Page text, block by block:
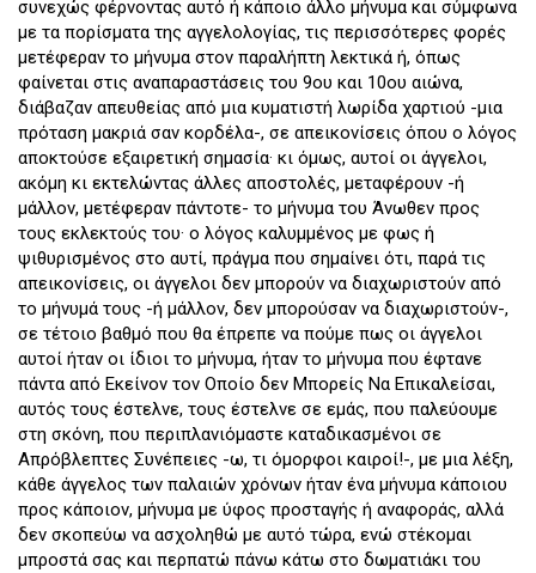
συνεχώς φέρνοντας αυτό ή κάποιο άλλο μήνυμα και σύμφωνα
με τα πορίσματα της αγγελολογίας, τις περισσότερες φορές
μετέφεραν το μήνυμα στον παραλήπτη λεκτικά ή, όπως
φαίνεται στις αναπαραστάσεις του 9ου και 10ου αιώνα,
διάβαζαν απευθείας από μια κυματιστή λωρίδα χαρτιού -μια
πρόταση μακριά σαν κορδέλα-, σε απεικονίσεις όπου ο λόγος
αποκτούσε εξαιρετική σημασία· κι όμως, αυτοί οι άγγελοι,
ακόμη κι εκτελώντας άλλες αποστολές, μεταφέρουν -ή
μάλλον, μετέφεραν πάντοτε- το μήνυμα του Άνωθεν προς
τους εκλεκτούς του· ο λόγος καλυμμένος με φως ή
ψιθυρισμένος στο αυτί, πράγμα που σημαίνει ότι, παρά τις
απεικονίσεις, οι άγγελοι δεν μπορούν να διαχωριστούν από
το μήνυμά τους -ή μάλλον, δεν μπορούσαν να διαχωριστούν-,
σε τέτοιο βαθμό που θα έπρεπε να πούμε πως οι άγγελοι
αυτοί ήταν οι ίδιοι το μήνυμα, ήταν το μήνυμα που έφτανε
πάντα από Εκείνον τον Οποίο δεν Μπορείς Να Επικαλείσαι,
αυτός τους έστελνε, τους έστελνε σε εμάς, που παλεύουμε
στη σκόνη, που περιπλανιόμαστε καταδικασμένοι σε
Απρόβλεπτες Συνέπειες -ω, τι όμορφοι καιροί!-, με μια λέξη,
κάθε άγγελος των παλαιών χρόνων ήταν ένα μήνυμα κάποιου
προς κάποιον, μήνυμα με ύφος προσταγής ή αναφοράς, αλλά
δεν σκοπεύω να ασχοληθώ με αυτό τώρα, ενώ στέκομαι
μπροστά σας και περπατώ πάνω κάτω στο δωματιάκι του